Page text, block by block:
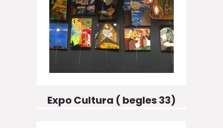
Expo Cultura ( begles 33)